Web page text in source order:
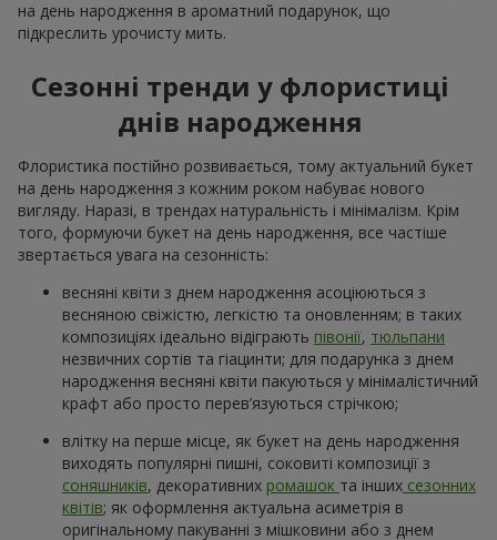
на день народження в ароматний подарунок, що
підкреслить урочисту мить.
Сезонні тренди у флористиці
днів народження
Флористика постійно розвивається, тому актуальний букет
на день народження з кожним роком набуває нового
вигляду. Наразі, в трендах натуральність і мінімалізм. Крім
того, формуючи букет на день народження, все частіше
звертається увага на сезонність:
весняні квіти з днем народження асоціюються з
весняною свіжістю, легкістю та оновленням; в таких
композиціях ідеально відіграють півонії, тюльпани
незвичних сортів та гіацинти; для подарунка з днем
народження весняні квіти пакуються у мінімалістичний
крафт або просто перев’язуються стрічкою;
влітку на перше місце, як букет на день народження
виходять популярні пишні, соковиті композиції з
соняшників, декоративних ромашок та інших сезонних
квітів; як оформлення актуальна асиметрія в
оригінальному пакуванні з мішковини або з днем